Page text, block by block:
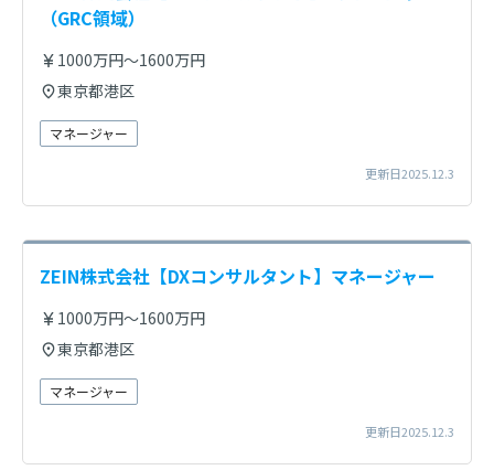
（GRC領域）
1000万円～1600万円
東京都港区
マネージャー
更新日2025.12.3
ZEIN株式会社【DXコンサルタント】マネージャー
1000万円～1600万円
東京都港区
マネージャー
更新日2025.12.3